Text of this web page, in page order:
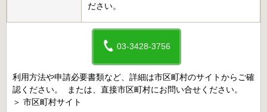
ださい。
03-3428-3756
利用方法や申請必要書類など、詳細は市区町村のサイトからご確
認ください。 または、直接市区町村にお問い合せください。
＞ 市区町村サイト